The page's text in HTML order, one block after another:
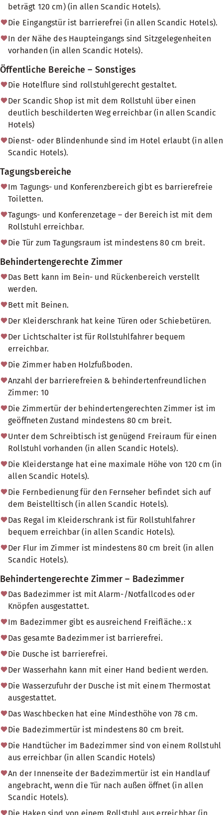
beträgt 120 cm) (in allen Scandic Hotels).
Die Eingangstür ist barrierefrei (in allen Scandic Hotels).
In der Nähe des Haupteingangs sind Sitzgelegenheiten
vorhanden (in allen Scandic Hotels).
Öffentliche Bereiche – Sonstiges
Die Hotelflure sind rollstuhlgerecht gestaltet.
Der Scandic Shop ist mit dem Rollstuhl über einen
deutlich beschilderten Weg erreichbar (in allen Scandic
Hotels)
Dienst- oder Blindenhunde sind im Hotel erlaubt (in allen
Scandic Hotels).
Tagungsbereiche
Im Tagungs- und Konferenzbereich gibt es barrierefreie
Toiletten.
Tagungs- und Konferenzetage – der Bereich ist mit dem
Rollstuhl erreichbar.
Die Tür zum Tagungsraum ist mindestens 80 cm breit.
Behindertengerechte Zimmer
Das Bett kann im Bein- und Rückenbereich verstellt
werden.
Bett mit Beinen.
Der Kleiderschrank hat keine Türen oder Schiebetüren.
Der Lichtschalter ist für Rollstuhlfahrer bequem
erreichbar.
Die Zimmer haben Holzfußboden.
Anzahl der barrierefreien & behindertenfreundlichen
Zimmer: 10
Die Zimmertür der behindertengerechten Zimmer ist im
geöffneten Zustand mindestens 80 cm breit.
Unter dem Schreibtisch ist genügend Freiraum für einen
Rollstuhl vorhanden (in allen Scandic Hotels).
Die Kleiderstange hat eine maximale Höhe von 120 cm (in
allen Scandic Hotels).
Die Fernbedienung für den Fernseher befindet sich auf
dem Beistelltisch (in allen Scandic Hotels).
Das Regal im Kleiderschrank ist für Rollstuhlfahrer
bequem erreichbar (in allen Scandic Hotels).
Der Flur im Zimmer ist mindestens 80 cm breit (in allen
Scandic Hotels).
Behindertengerechte Zimmer – Badezimmer
Das Badezimmer ist mit Alarm-/Notfallcodes oder
Knöpfen ausgestattet.
Im Badezimmer gibt es ausreichend Freifläche.: x
Das gesamte Badezimmer ist barrierefrei.
Die Dusche ist barrierefrei.
Der Wasserhahn kann mit einer Hand bedient werden.
Die Wasserzufuhr der Dusche ist mit einem Thermostat
ausgestattet.
Das Waschbecken hat eine Mindesthöhe von 78 cm.
Die Badezimmertür ist mindestens 80 cm breit.
Die Handtücher im Badezimmer sind von einem Rollstuhl
aus erreichbar (in allen Scandic Hotels)
An der Innenseite der Badezimmertür ist ein Handlauf
angebracht, wenn die Tür nach außen öffnet (in allen
Scandic Hotels).